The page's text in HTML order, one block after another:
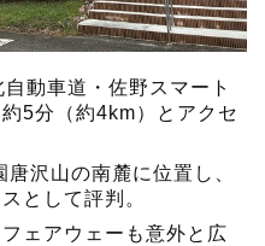
動車道・佐野スマート
5分（約4km）とアクセ
沢山の南麓に位置し、
として評判。
ェアウェーも意外と広